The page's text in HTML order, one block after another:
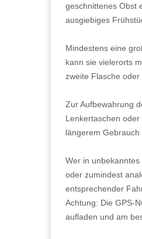
geschnittenes Obst
ausgiebiges
Mindestens eine
kann sie vielerorts
zweite Flasche oder
Zur Aufbewahrung
Lenkertaschen
längerem Gebrauch
Wer in
oder zumindest
entsprechender
Achtung: Die GPS-
aufladen und am